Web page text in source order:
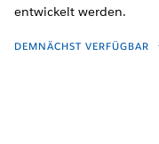
entwickelt werden.
DEMNÄCHST VERFÜGBAR